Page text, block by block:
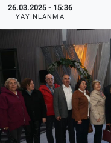
26.03.2025 - 15:36
YAYINLANMA
Kütahya
Gezi
Genel
Çevre